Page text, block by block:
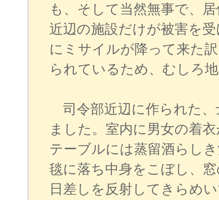
も、そして当然無事で、
近辺の施設だけが被害を
にミサイルが降って来た
られているため、むしろ
司令部近辺に作られた、
ました。室内に男女の着
テーブルには蒸留酒らし
毯に落ち中身をこぼし、
日差しを反射してきらめ